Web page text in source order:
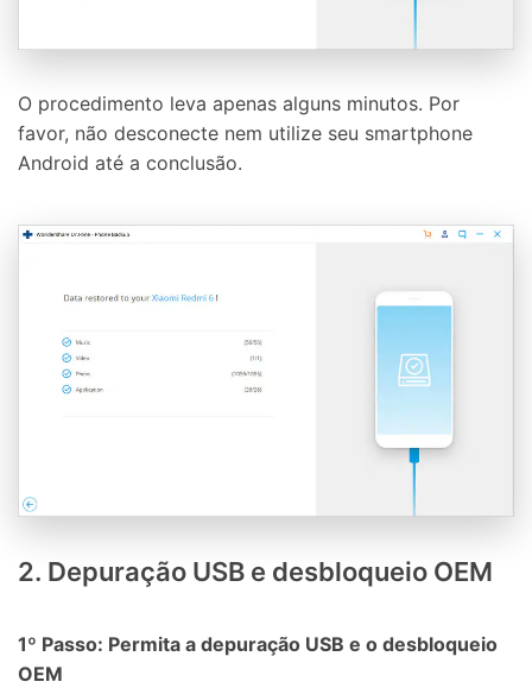
O procedimento leva apenas alguns minutos. Por
favor, não desconecte nem utilize seu smartphone
Android até a conclusão.
2. Depuração USB e desbloqueio OEM
1º Passo: Permita a depuração USB e o desbloqueio
OEM